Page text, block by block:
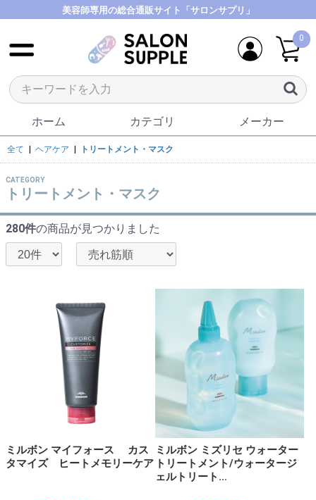
美容師専用の総合通販サイト「サロンサプリ」
0
ホーム カテゴリ メーカー
全て ヘアケア トリートメント・マスク
CATEGORY
トリートメント・マスク
280件の商品が見つかりました
ミルボン マイフォース カス
タマイズ ヒートメモリーケア
ミルボン ミズリセ ウォーター
トリートメント/ウォータージ
ェルトリート…